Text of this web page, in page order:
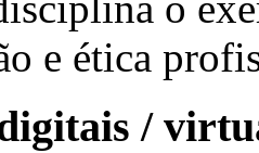
e ética
/